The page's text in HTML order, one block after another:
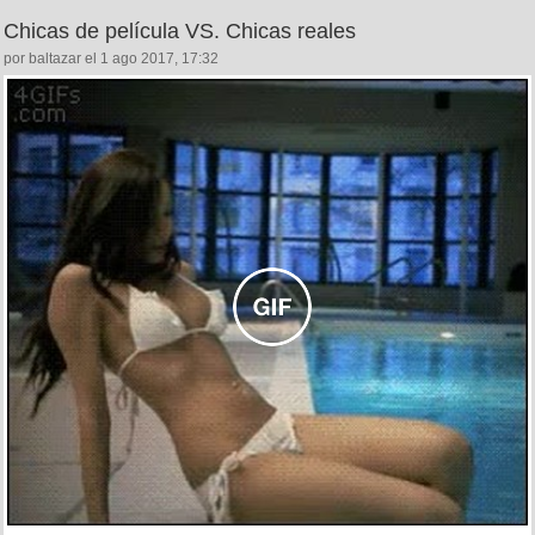
Chicas de película VS. Chicas reales
por baltazar el 1 ago 2017, 17:32